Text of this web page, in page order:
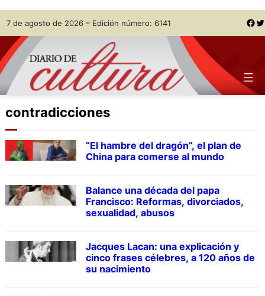
Skip
to
content
7 de agosto de 2026 – Edición número: 6141 Facebook Twitter
contradicciones
“El hambre del dragón”, el plan de
China para comerse al mundo
Balance una década del papa
Francisco: Reformas, divorciados,
sexualidad, abusos
Jacques Lacan: una explicación y
cinco frases célebres, a 120 años de
su nacimiento